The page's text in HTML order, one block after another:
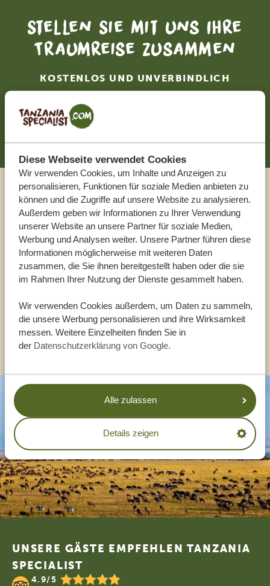
Diese Webseite verwendet Cookies
Wir verwenden Cookies, um Inhalte und Anzeigen zu
personalisieren, Funktionen für soziale Medien anbieten zu
können und die Zugriffe auf unsere Website zu analysieren.
Außerdem geben wir Informationen zu Ihrer Verwendung
unserer Website an unsere Partner für soziale Medien,
Werbung und Analysen weiter. Unsere Partner führen diese
Informationen möglicherweise mit weiteren Daten
zusammen, die Sie ihnen bereitgestellt haben oder die sie
im Rahmen Ihrer Nutzung der Dienste gesammelt haben.
Wir verwenden Cookies außerdem, um Daten zu sammeln,
die unsere Werbung personalisieren und ihre Wirksamkeit
messen. Weitere Einzelheiten finden Sie in
der Datenschutzerklärung von Google.
Alle zulassen
Details zeigen
Stellen Sie mit uns Ihre
Traumreise zusammen
KOSTENLOS UND UNVERBINDLICH
JETZT ZUSAMMENSTELLEN
Sprechen Sie mit einem
Reiseberater
UNSERE EXPERTEN HELFEN IHNEN GERN
DE:+494087407061
ANDERE LÄNDER
Footer
UNSERE GÄSTE EMPFEHLEN TANZANIA
SPECIALIST
4.9/5